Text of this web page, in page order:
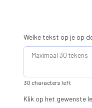
Welke tekst op je op
30 characters left
Klik op het gewenste